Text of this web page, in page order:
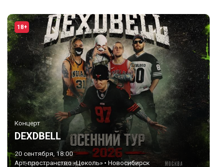
18+
Концерт
DEXDBELL
20 сентября, 18:00
Арт-пространство «Цоколь» • Новосибирск